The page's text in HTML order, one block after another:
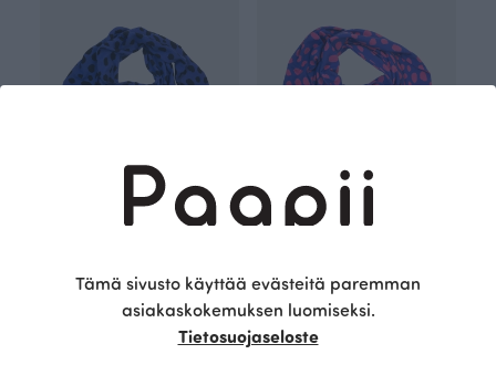
105.00 EUR 105.00 EUR
Tämä sivusto käyttää evästeitä paremman
asiakaskokemuksen luomiseksi.
Tietosuojaseloste